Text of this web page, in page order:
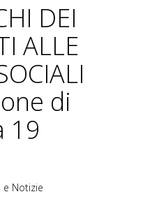
DEI
ALLE
di
19
e Notizie